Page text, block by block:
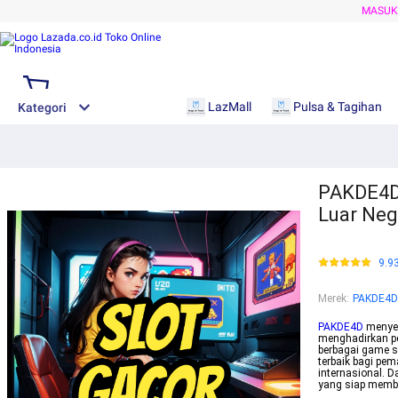
Kategori LazMall Pulsa & Tagihan
Luar
Merek: PAKDE4D
PAKDE4D
menghadirkan
berbagai game
terbaik bagi
internasional.
yang siap